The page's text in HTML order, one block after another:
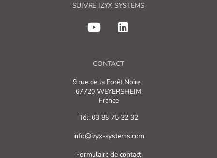
SUIVRE IZYX SYSTEMS
CONTACT
9 rue de la Forêt Noire
67720 WEYERSHEIM
France
Tél. 03 88 75 32 32
info@izyx-systems.com
Formulaire de contact